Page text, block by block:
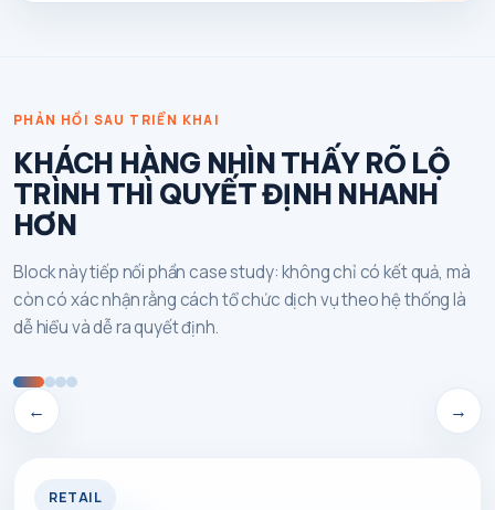
PHẢN HỒI SAU TRIỂN KHAI
KHÁCH HÀNG NHÌN THẤY RÕ LỘ
TRÌNH THÌ QUYẾT ĐỊNH NHANH
HƠN
Block này tiếp nối phần case study: không chỉ có kết quả, mà
còn có xác nhận rằng cách tổ chức dịch vụ theo hệ thống là
dễ hiểu và dễ ra quyết định.
← →
RETAIL